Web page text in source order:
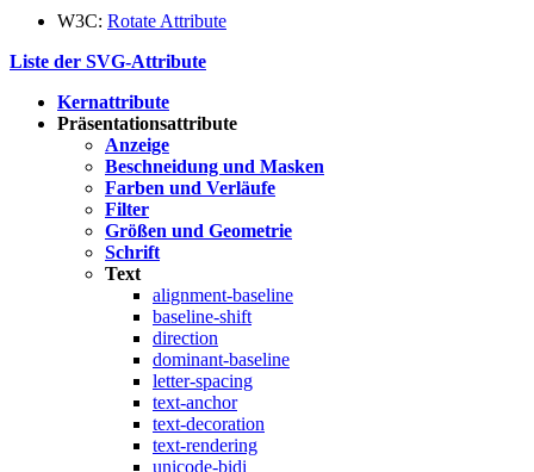
W3C: Rotate Attribute
Liste der SVG-Attribute
Kernattribute
Präsentationsattribute
Anzeige
Beschneidung und Masken
Farben und Verläufe
Filter
Größen und Geometrie
Schrift
Text
alignment-baseline
baseline-shift
direction
dominant-baseline
letter-spacing
text-anchor
text-decoration
text-rendering
unicode-bidi